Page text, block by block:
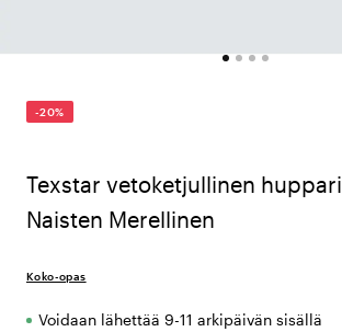
-20%
Texstar vetoketjullinen huppari
Naisten Merellinen
Koko-opas
Voidaan lähettää 9-11 arkipäivän sisällä